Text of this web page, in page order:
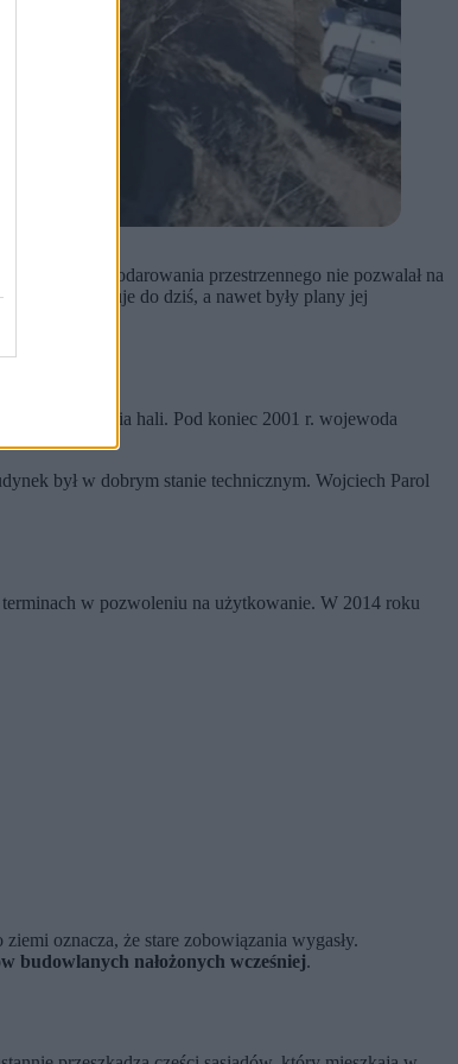
plan zagospodarowania przestrzennego nie pozwalał na
Hala funkcjonuje do dziś, a nawet były plany jej
użytkowania hali. Pod koniec 2001 r. wojewoda
był w dobrym stanie technicznym. Wojciech Parol
w pozwoleniu na użytkowanie. W 2014 roku
oznacza, że stare zobowiązania wygasły.
budowlanych nałożonych wcześniej.